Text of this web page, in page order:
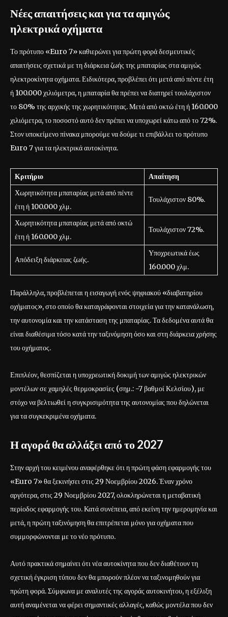
Νέες απαιτήσεις και για τα αμιγώς
ηλεκτρικά οχήματα
Το πρότυπο «Euro 7» καθιερώνει για πρώτη φορά δεσμευτικές
απαιτήσεις σχετικά με τη διάρκεια ζωής της μπαταρίας στα αμιγώς
ηλεκτροκίνητα οχήματα. Ειδικότερα, προβλέπει ότι μετά από πέντε έτη
ή 100.000 χιλιόμετρα, η μπαταρία θα πρέπει να διατηρεί τουλάχιστον
το 80% της αρχικής της χωρητικότητας. Μετά από οκτώ έτη ή 160.000
χιλιόμετρα, το ποσοστό αυτό δεν πρέπει να υποχωρεί κάτω από το 72%.
Στον υποκείμενο πίνακα μπορούμε να δούμε τι επιβάλλει το πρότυπο
Euro 7 για τα ηλεκτρικά αυτοκίνητα.
Κριτήριο
Απαίτηση
Χωρητικότητα μπαταρίας μετά από πέντε
έτη ή 100.000 χλμ.
Τουλάχιστον 80%.
Χωρητικότητα μπαταρίας μετά από οκτώ
έτη ή 160.000 χλμ.
Τουλάχιστον 72%.
Απόδειξη διάρκειας ζωής.
Υποχρεωτικά έως
160.000 χλμ.
Παράλληλα, προβλέπεται η εισαγωγή ενός ψηφιακού «διαβατηρίου
οχήματος», στο οποίο θα καταγράφονται στοιχεία για την κατανάλωση,
την αυτονομία και την κατάσταση της μπαταρίας. Τα δεδομένα αυτά θα
είναι διαθέσιμα τόσο κατά την ταξινόμηση όσο και στη διάρκεια χρήσης
του οχήματος.
Επιπλέον, θεσπίζεται η υποχρεωτική δοκιμή των αμιγώς ηλεκτρικών
μοντέλων σε χαμηλές θερμοκρασίες (σημ.: -7 βαθμοί Κελσίου), με
στόχο να βελτιωθεί η συγκρισιμότητα της αυτονομίας που δηλώνεται
για τα συγκεκριμένα οχήματα.
Η αγορά θα αλλάξει από το 2027
Στην αρχή του κειμένου αναφέρθηκε ότι η πρώτη φάση εφαρμογής του
«Euro 7» θα ξεκινήσει στις 29 Νοεμβρίου 2026. Έναν χρόνο
αργότερα, στις 29 Νοεμβρίου 2027, ολοκληρώνεται η μεταβατική
περίοδος εφαρμογής του. Κατά συνέπεια, από εκείνη την ημερομηνία και
μετά, η πρώτη ταξινόμηση θα επιτρέπεται μόνο για οχήματα που
συμμορφώνονται με το νέο πρότυπο.
Αυτό πρακτικά σημαίνει ότι νέα αυτοκίνητα που δεν διαθέτουν τη
σχετική έγκριση τύπου δεν θα μπορούν πλέον να ταξινομηθούν για
πρώτη φορά. Σύμφωνα με αναλυτές της αγοράς αυτοκινήτου, η εξέλιξη
αυτή αναμένεται να φέρει σημαντικές αλλαγές, καθώς μοντέλα που δεν